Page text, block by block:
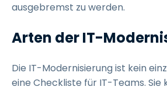
ausgebremst zu werden.
Arten der IT-
Die IT-Modernisierung ist kein
eine Checkliste für IT-Teams. Sie